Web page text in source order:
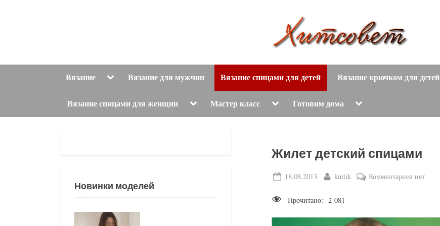
и
т
о
в
е
т
вязание
с
описанием
и
Вязание ToggleВязание для мужчин Вязание спицами для детей Вязание крючком для детей
Вязание спицами для женщин Toggle
menu
Мастер класс Toggle
menu
Готовим дома Toggle
menu
Жилет детский спицами
Posted
18.08.2013 By
knitik Комментариев кнет
Прочитано: 2 081
Новинки моделей